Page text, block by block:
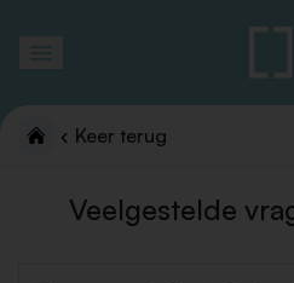
Keer terug
Veelgestelde